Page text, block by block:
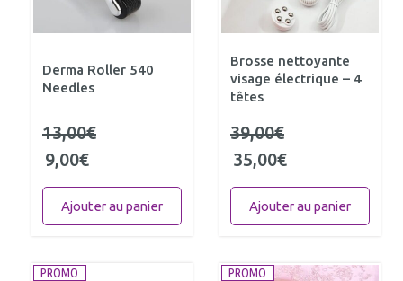
Derma Roller 540
Needles
13,00€
9,00€
Ajouter au panier
Brosse nettoyante
visage électrique – 4
têtes
39,00€
35,00€
Ajouter au panier
PROMO
PROMO